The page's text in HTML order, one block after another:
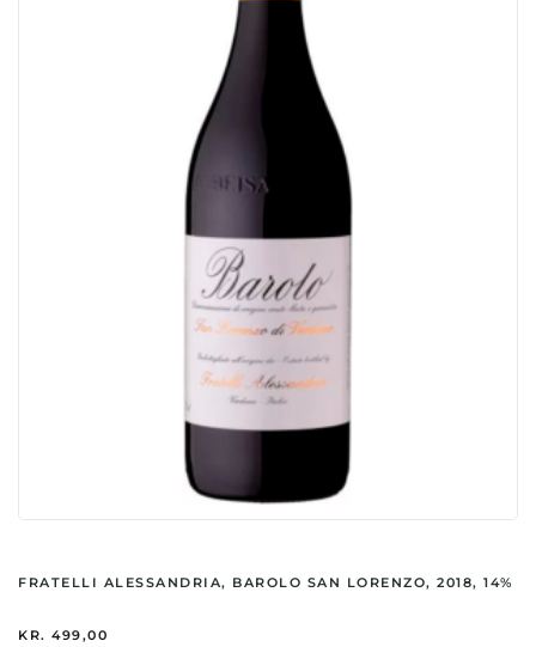
FRATELLI ALESSANDRIA, BAROLO SAN LORENZO, 2018, 14%
KR. 499,00